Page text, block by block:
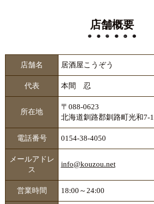
店舗概要
店舗名 居酒屋こうぞう
代表 本間 忍
所在地
〒088-0623
北海道釧路郡釧路町光和7-1
電話番号 0154-38-4050
メールアドレ
ス
info@kouzou.net
営業時間 18:00～24:00